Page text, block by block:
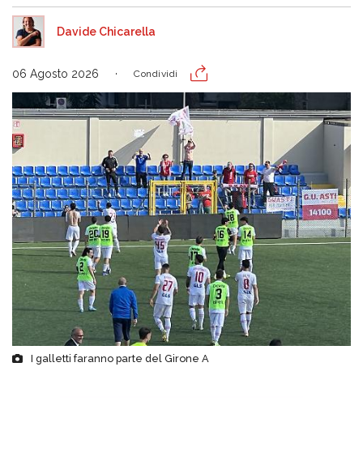
Davide Chicarella
06 Agosto 2026 Condividi
I galletti faranno parte del Girone A